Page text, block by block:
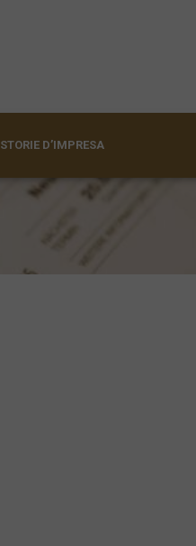
STORIE D’IMPRESA